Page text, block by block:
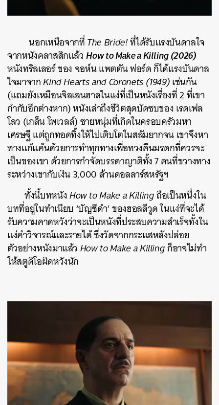
นอกเหนือจากที่The Bride!ที่ได้รับแรงบันดาลใจ
จากหนังคลาสสิกแล้วHow to Make a Killing (2026)
หนังทริลเลอร์ของ จอห์น แพตตัน ฟอร์ด ก็ได้แรงบันดาล
ใจมาจากKind Hearts and Coronets (1949)เช่นกัน
(แถมยังเหมือนจิลเลนฮาลในแง่ที่เป็นหนังเรื่องที่ 2 ที่เขา
กำกับอีกต่างหาก) หนังเล่าถึงชีวิตสุดบัดซบของ เรดเฟล
โลว (เกล็น โพเวลล์) ชายหนุ่มที่เกิดในครอบครัวมหา
เศรษฐี แต่ถูกทอดทิ้งให้ไปเติบโตในสลัมยากจน เขาจึงหา
ทางแก้แค้นด้วยการทำทุกทางเพื่อทวงคืนมรดกที่ควรจะ
เป็นของเขา ด้วยการกำจัดบรรดาญาติทั้ง 7 คนที่ขวางทาง
ระหว่างเขากับเงิน 3,000 ล้านดอลลาร์สหรัฐฯ
ทั้งนี้บทหนังHow to Make a Killingถือเป็นหนึ่งใน
บทที่อยู่ในทำเนียบ ‘บัญชีดำ’ ของฮอลลีวูด ในแง่ที่จะได้
รับความคาดหวังว่าจะเป็นหนังที่ประสบความสำเร็จทั้งใน
แง่คำวิจารณ์และรายได้ ซึ่งวัดจากกระแสหลังปล่อย
ตัวอย่างหนังมาแล้ว How to Make a Killingก็อาจไม่ทำ
ให้สตูดิโอผิดหวังนัก